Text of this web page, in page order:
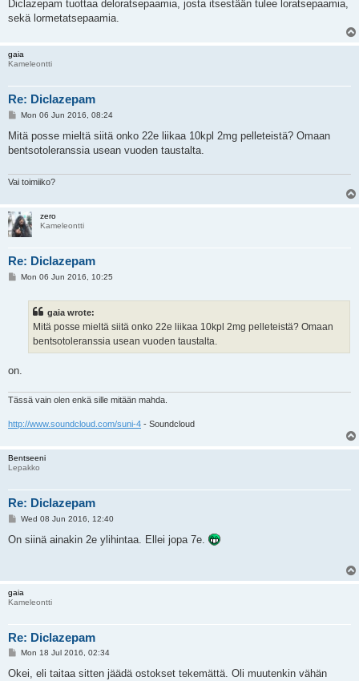
Diclazepam tuottaa deloratsepaamia, josta itsestään tulee loratsepaamia,
sekä lormetatsepaamia.
gaia
Kameleontti
Re: Diclazepam
P
s
Mon 06 Jun 2016, 08:24
Mitä posse mieltä siitä onko 22e liikaa 10kpl 2mg pelleteistä? Omaan
bentsotoleranssia usean vuoden taustalta.
Vai toimiiko?
zero
Kameleontti
Re: Diclazepam
PMon 06 Jun 2016, 10:25
gaia wrote:
Mitä posse mieltä siitä onko 22e liikaa 10kpl 2mg pelleteistä? Omaan
bentsotoleranssia usean vuoden taustalta.
on.
Tässä vain olen enkä sille mitään mahda.
http://www.soundcloud.com/suni-4 - Soundcloud
Bentseeni
Lepakko
Re: Diclazepam
P
s
Wed 08 Jun 2016, 12:40
On siinä ainakin 2e ylihintaa. Ellei jopa 7e.
gaia
Kameleontti
Re: Diclazepam
P
s
Mon 18 Jul 2016, 02:34
Okei, eli taitaa sitten jäädä ostokset tekemättä. Oli muutenkin vähän